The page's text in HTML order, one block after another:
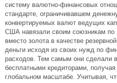
систему валютно-финансовых
стандарте, ограничивавшем
конвертируемых валют ведущих
США навязали своим союзникам по
вместо золота в качестве
деньги исходя из своих нужд по
расходов. Тем самым они сделали
бесплатными кредиторами,
глобальном масштабе. Учитывая,